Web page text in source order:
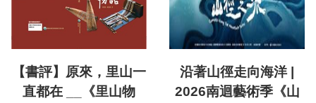
【書評】原來，里山一
直都在 __《里山物
沿著山徑走向海洋 |
2026南迴藝術季《山